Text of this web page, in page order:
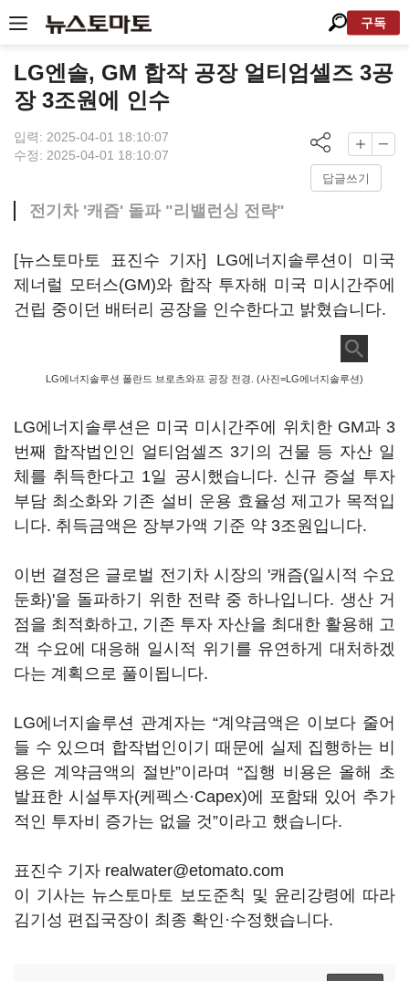
구독
LG엔솔, GM 합작 공장 얼티엄셀즈 3공
장 3조원에 인수
입력: 2025-04-01 18:10:07
수정: 2025-04-01 18:10:07
답글쓰기
전기차 '캐즘' 돌파 "리밸런싱 전략"
[뉴스토마토 표진수 기자] LG에너지솔루션이 미국
제너럴 모터스(GM)와 합작 투자해 미국 미시간주에
건립 중이던 배터리 공장을 인수한다고 밝혔습니다.
LG에너지솔루션 폴란드 브로츠와프 공장 전경. (사진=LG에너지솔루션)
LG에너지솔루션은 미국 미시간주에 위치한 GM과 3
번째 합작법인인 얼티엄셀즈 3기의 건물 등 자산 일
체를 취득한다고 1일 공시했습니다. 신규 증설 투자
부담 최소화와 기존 설비 운용 효율성 제고가 목적입
니다. 취득금액은 장부가액 기준 약 3조원입니다.
이번 결정은 글로벌 전기차 시장의 '캐즘(일시적 수요
둔화)'을 돌파하기 위한 전략 중 하나입니다. 생산 거
점을 최적화하고, 기존 투자 자산을 최대한 활용해 고
객 수요에 대응해 일시적 위기를 유연하게 대처하겠
다는 계획으로 풀이됩니다.
LG에너지솔루션 관계자는 “계약금액은 이보다 줄어
들 수 있으며 합작법인이기 때문에 실제 집행하는 비
용은 계약금액의 절반”이라며 “집행 비용은 올해 초
발표한 시설투자(케펙스·Capex)에 포함돼 있어 추가
적인 투자비 증가는 없을 것”이라고 했습니다.
표진수 기자 realwater@etomato.com
이 기사는 뉴스토마토 보도준칙 및 윤리강령에 따라
김기성 편집국장이 최종 확인·수정했습니다.